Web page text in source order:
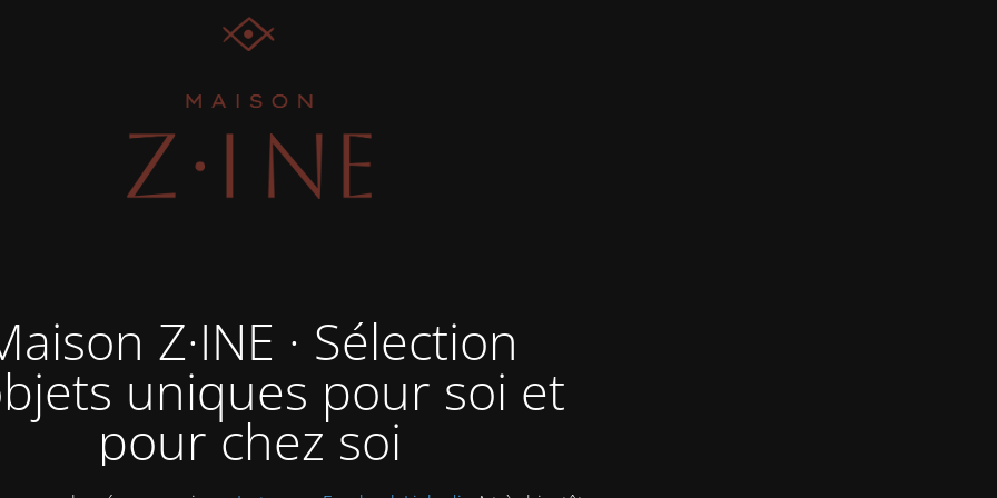
Z·INE · Sélection
uniques pour soi et
pour chez soi